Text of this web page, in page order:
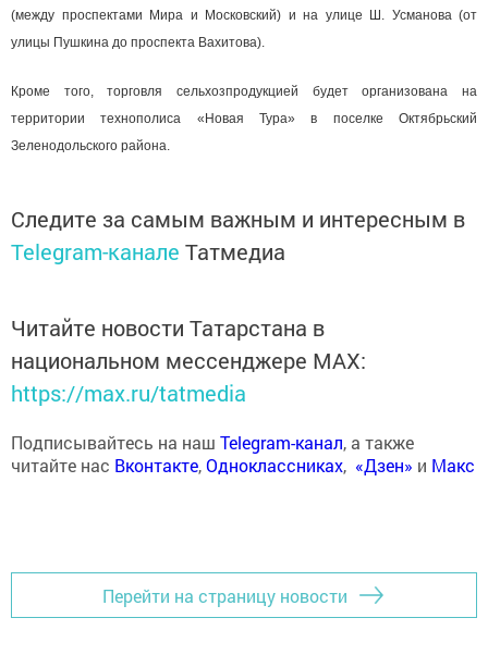
(между проспектами Мира и Московский) и на улице Ш. Усманова (от
улицы Пушкина до проспекта Вахитова).
Кроме того, торговля сельхозпродукцией будет организована на
территории технополиса «Новая Тура» в поселке Октябрьский
Зеленодольского района.
Следите за самым важным и интересным в
Telegram-канале Татмедиа
Читайте новости Татарстана в
национальном мессенджере MАХ:
https://max.ru/tatmedia
Подписывайтесь на наш Telegram-канал, а также
читайте нас Вконтакте,Одноклассниках, «Дзен» и Макс
Перейти на страницу новости